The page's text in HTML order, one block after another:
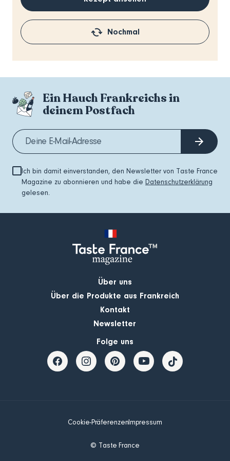
Nochmal
Ein Hauch Frankreichs in
deinem Postfach
Ich bin damit einverstanden, den Newsletter von Taste France
Magazine zu abonnieren und habe die Datenschutzerklärung
gelesen.
Über uns
Über die Produkte aus Frankreich
Kontakt
Newsletter
Folge uns
Cookie-PräferenzenImpressum
© Taste France